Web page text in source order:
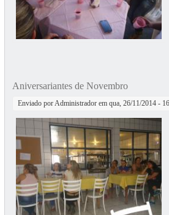
Aniversariantes de Novembro
Enviado porAdministrador em qua, 26/11/2014 -